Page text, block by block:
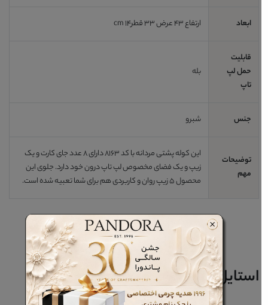
ابعاد ارتفاع 43 عرض 33 قطر14 cm
قابلیت
حمل لپ
تاپ
بله
جنس شبرو
توضیحات
مهم
این کوله پشتی مردانه با کد 8163 دارای 8 عدد جای کارت و یک
زیپ و یک فضای مخصوص لپ تاپ درون خود دارد. جلوی این
محصول 5 زیپ روان و کاربردی هم برای شما تعبیه شده است.
استایل خود را کامل کنید